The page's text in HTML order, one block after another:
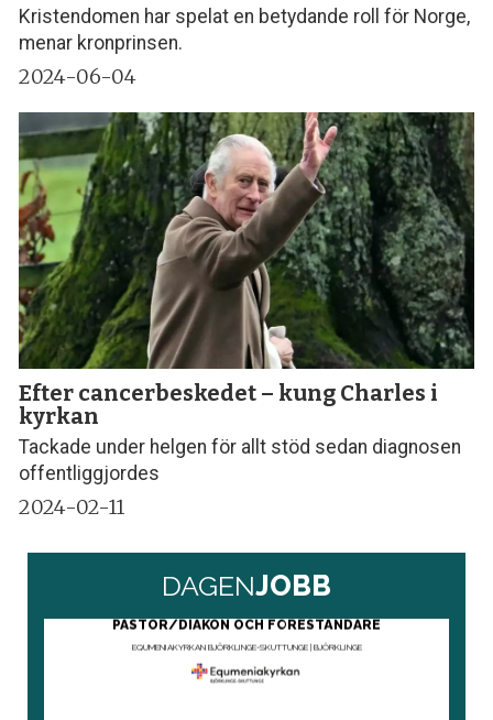
Kristendomen har spelat en betydande roll för Norge,
menar kronprinsen.
2024-06-04
Efter cancerbeskedet – kung Charles i
kyrkan
Tackade under helgen för allt stöd sedan diagnosen
offentliggjordes
2024-02-11